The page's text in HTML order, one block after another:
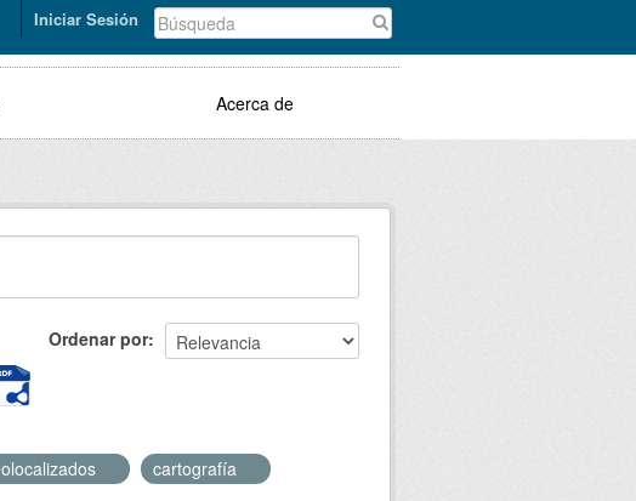
Iniciar Sesión
Acerca de
Ordenar por
cartografía